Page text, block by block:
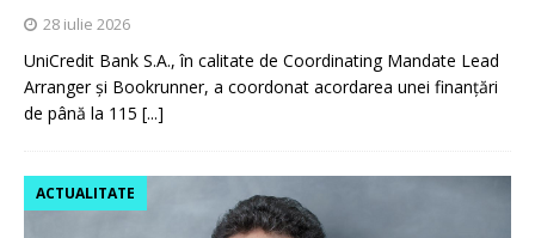
28 iulie 2026
UniCredit Bank S.A., în calitate de Coordinating Mandate Lead
Arranger și Bookrunner, a coordonat acordarea unei finanțări
de până la 115 [...]
ACTUALITATE